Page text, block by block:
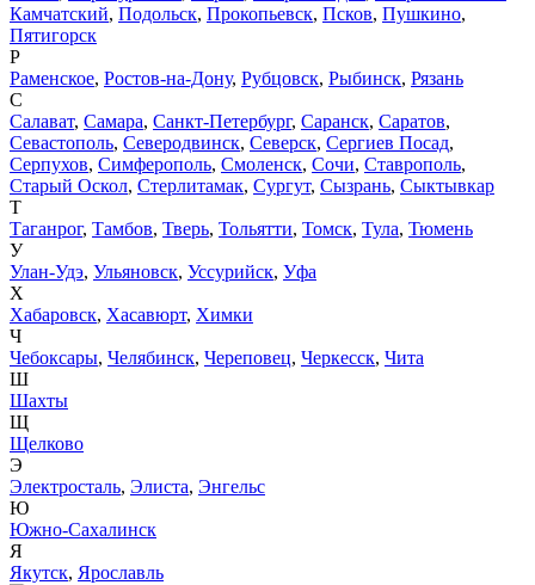
Камчатский, Подольск, Прокопьевск, Псков, Пушкино,
Пятигорск
Р
Раменское, Ростов-на-Дону, Рубцовск, Рыбинск, Рязань
С
Салават, Самара, Санкт-Петербург, Саранск, Саратов,
Севастополь, Северодвинск, Северск, Сергиев Посад,
Серпухов, Симферополь, Смоленск, Сочи, Ставрополь,
Старый Оскол, Стерлитамак, Сургут, Сызрань, Сыктывкар
Т
Таганрог, Тамбов, Тверь, Тольятти, Томск, Тула, Тюмень
У
Улан-Удэ, Ульяновск, Уссурийск, Уфа
Х
Хабаровск, Хасавюрт, Химки
Ч
Чебоксары, Челябинск, Череповец, Черкесск, Чита
Ш
Шахты
Щ
Щелково
Э
Электросталь, Элиста, Энгельс
Ю
Южно-Сахалинск
Я
Якутск, Ярославль